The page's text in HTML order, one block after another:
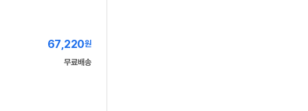
67,220원
무료배송